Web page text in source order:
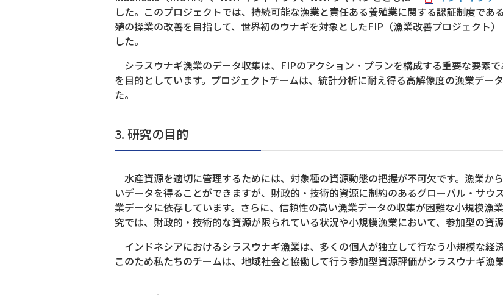
した。このプロジェクトでは、持続可能な漁業と責任ある養殖業に関する認証制度である
殖の操業の改善を目指して、世界初のウナギを対象としたFIP（漁業改善プロジェクト
した。
シラスウナギ漁業のデータ収集は、FIPのアクション・プランを構成する重要な要素
を目的としています。プロジェクトチームは、統計分析に耐え得る高解像度の漁業デー
た。
3. 研究の目的
水産資源を適切に管理するためには、対象種の資源動態の把握が不可欠です。漁業か
いデータを得ることができますが、財政的・技術的資源に制約のあるグローバル・サウ
業データに依存しています。さらに、信頼性の高い漁業データの収集が困難な小規模漁
究では、財政的・技術的な資源が限られている状況や小規模漁業において、参加型の資
インドネシアにおけるシラスウナギ漁業は、多くの個人が独立して行なう小規模な経
このため私たちのチームは、地域社会と協働して行う参加型資源評価がシラスウナギ漁